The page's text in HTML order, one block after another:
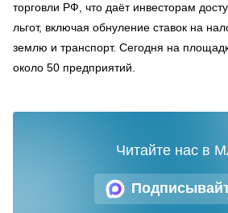
торговли РФ, что даёт инвесторам
льгот, включая обнуление ставок на
землю и транспорт. Сегодня на
около 50 предприятий.
Читайте нас в